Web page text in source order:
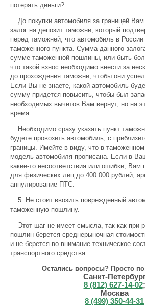
потерять деньги?
До покупки автомобиля за границей
залог на депозит таможни, который
перед таможней, что автомобиль в
таможенного пункта. Сумма данного
сумме таможенной пошлины, или быть
что такой взнос необходимо внести за
до прохождения таможни, чтобы они
Если Вы не знаете, какой автомобиль
сумму придется повысить, чтобы был
необходимых вычетов Вам вернут, но на
время.
Необходимо сразу указать пункт
будете провозить автомобиль, с
границы. Имейте в виду, что в
модель автомобиля прописана. Если в
какие-то несоответствия или ошибки, Вам
для физических лиц до 400 000 рублей,
аннулирование ПТС.
5. Не стоит ввозить поврежденный
таможенную пошлину.
Этот шаг не имеет смысла, так как при
пошлин берется среднерыночная
и не берется во внимание техническое
транспортного средства.
Остались вопросы? Просто
Санкт-
8 (812) 627-14-02;
Москва
8 (499) 350-44-31